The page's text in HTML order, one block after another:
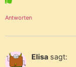
Antworten
Elisa sagt: